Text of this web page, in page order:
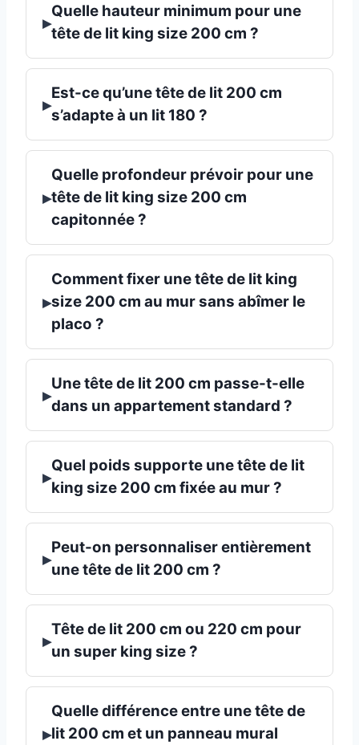
▸
Quelle hauteur minimum pour une
tête de lit king size 200 cm ?
▸
Est-ce qu’une tête de lit 200 cm
s’adapte à un lit 180 ?
▸
Quelle profondeur prévoir pour une
tête de lit king size 200 cm
capitonnée ?
▸
Comment fixer une tête de lit king
size 200 cm au mur sans abîmer le
placo ?
▸
Une tête de lit 200 cm passe-t-elle
dans un appartement standard ?
▸
Quel poids supporte une tête de lit
king size 200 cm fixée au mur ?
▸
Peut-on personnaliser entièrement
une tête de lit 200 cm ?
▸
Tête de lit 200 cm ou 220 cm pour
un super king size ?
▸
Quelle différence entre une tête de
lit 200 cm et un panneau mural